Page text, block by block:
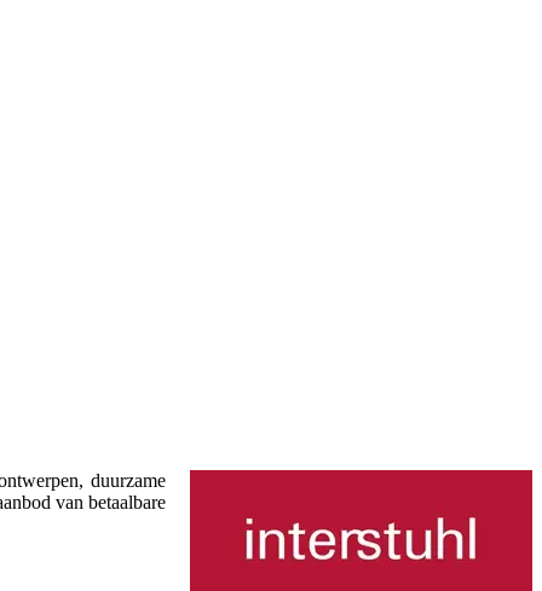
duurzame
van betaalbare